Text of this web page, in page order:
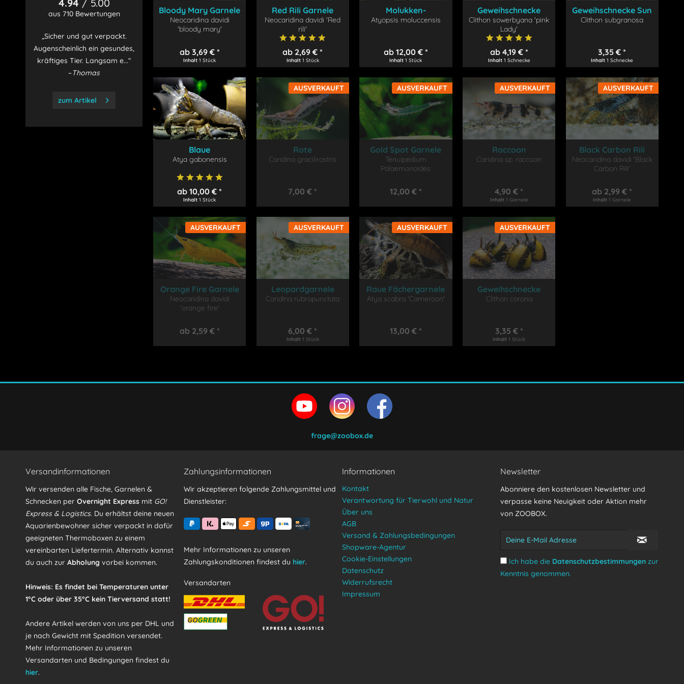
4.94/ 5.00
aus 710 Bewertungen
„Sicher und gut verpackt.
Augenscheinlich ein gesundes,
kräftiges Tier. Langsam e...“
–Thomas
zum Artikel
Bloody Mary Garnele
Neocaridina davidi
'bloody mary'
ab 3,69 € *
Inhalt1 Stück
Red Rili Garnele
Neocaridina davidi 'Red
rili'
ab 2,69 € *
Inhalt 1 Stück
Molukken-
Fächergarnele
Atyopsis moluccensis
ab 12,00 € *
Inhalt1 Stück
Geweihschnecke
'Pink Lady'
Clithon sowerbyana 'pink
Lady'
ab 4,19 € *
Inhalt 1 Schnecke
Geweihschnecke Sun
Clithon subgranosa
3,35 € *
Inhalt1 Schnecke
Blaue
Monsterfächergarnele
Atya gabonensis
ab 10,00 € *
Inhalt1 Stück
AUSVERKAUFT
Rote
Nashorngarnele
Caridina gracilirostris
7,00 € *
AUSVERKAUFT
Gold Spot Garnele
Tenuipedium
Palaemonoides
12,00 € *
AUSVERKAUFT
Raccoon
Tigergarnele
Caridina sp. raccoon
4,90 € *
Inhalt 1 Garnele
AUSVERKAUFT
Black Carbon Rili
Garnele
Neocaridina davidi 'Black
Carbon Rili'
ab 2,99 € *
Inhalt1 Garnele
AUSVERKAUFT
Orange Fire Garnele
Neocaridina davidi
'orange fire'
ab 2,59 € *
AUSVERKAUFT
Leopardgarnele
Caridina rubropunctata
6,00 € *
Inhalt 1 Stück
AUSVERKAUFT
Raue Fächergarnele
'Cameroon'
Atya scabra 'Cameroon'
13,00 € *
AUSVERKAUFT
Geweihschnecke
schwarz-gelb
Clithon corona
3,35 € *
Inhalt1 Stück
frage@zoobox.de
Versandinformationen
Wir versenden alle Fische, Garnelen &
Schnecken per Overnight Express mit GO!
Express & Logistics. Du erhältst deine neuen
Aquarienbewohner sicher verpackt in dafür
geeigneten Thermoboxen zu einem
vereinbarten Liefertermin. Alternativ kannst
du auch zur Abholung vorbei kommen.
Hinweis: Es findet bei Temperaturen unter
1°C oder über 35°C kein Tierversand statt!
Andere Artikel werden von uns per DHL und
je nach Gewicht mit Spedition versendet.
Mehr Informationen zu unseren
Versandarten und Bedingungen findest du
hier.
Zahlungsinformationen
Wir akzeptieren folgende Zahlungsmittel und
Dienstleister:
Mehr Informationen zu unseren
Zahlungskonditionen findest du hier.
Versandarten
Informationen
Kontakt
Verantwortung für Tierwohl und Natur
Über uns
AGB
Versand & Zahlungsbedingungen
Shopware-Agentur
Cookie-Einstellungen
Datenschutz
Widerrufsrecht
Impressum
Newsletter
Abonniere den kostenlosen Newsletter und
verpasse keine Neuigkeit oder Aktion mehr
von ZOOBOX.
Ich habe die Datenschutzbestimmungen zur
Kenntnis genommen.